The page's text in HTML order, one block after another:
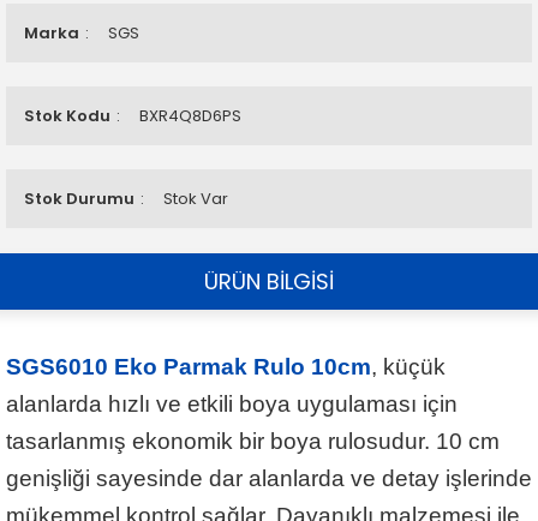
Marka SGS
Stok Kodu BXR4Q8D6PS
Stok Durumu Stok Var
ÜRÜN BİLGİSİ
SGS6010 Eko Parmak Rulo 10cm, küçük
alanlarda hızlı ve etkili boya uygulaması için
tasarlanmış ekonomik bir boya rulosudur. 10 cm
genişliği sayesinde dar alanlarda ve detay işlerinde
mükemmel kontrol sağlar. Dayanıklı malzemesi ile